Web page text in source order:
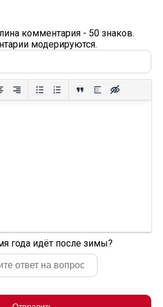
комментария - 50 знаков.
модерируются.
года идёт после зимы?